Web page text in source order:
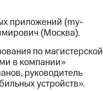
приложений (my-
(Москва).
по магистерской
в компании»
руководитель
устройств».